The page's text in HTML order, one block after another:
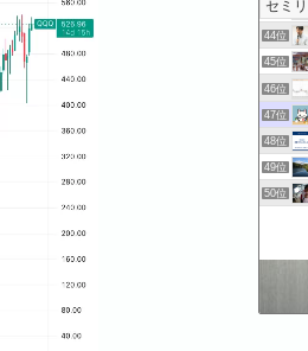
43位
44位
45位
46位
47位
48位
49位
50位